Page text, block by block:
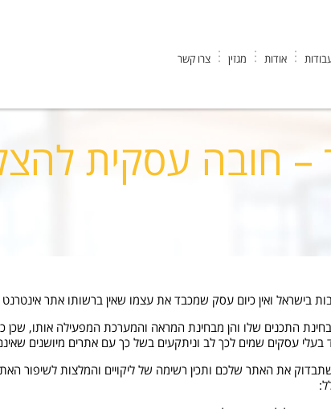
אודות מגזין צרו קשר
– חובה עסקית
ואין כיום עסק שמכבד את עצמו שאין ברשותו אתר אינטרנט
התכנים שלו והן מבחינת המראה והמערכת המפעילה אותו, שכן
בעלי עסקים שמים לכך לב וניתקעים בשל כך עם אתרים מיושנים